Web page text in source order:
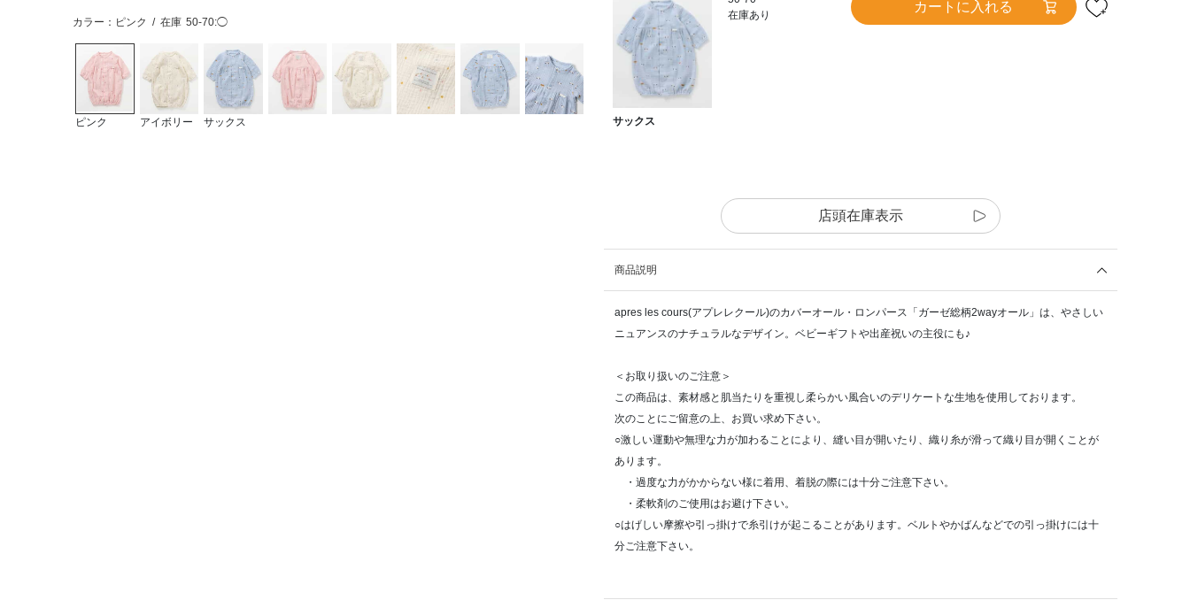
カラー：ピンク / 在庫 50-70:◯
ピンク アイボリー サックス サックス
在庫あり
カートに入れる
店頭在庫表示
商品説明
apres les cours(アプレレクール)のカバーオール・ロンパース「ガーゼ総柄2wayオール」は、やさしい
ニュアンスのナチュラルなデザイン。ベビーギフトや出産祝いの主役にも♪
＜お取り扱いのご注意＞
この商品は、素材感と肌当たりを重視し柔らかい風合いのデリケートな生地を使用しております。
次のことにご留意の上、お買い求め下さい。
○激しい運動や無理な力が加わることにより、縫い目が開いたり、織り糸が滑って織り目が開くことが
あります。
・過度な力がかからない様に着用、着脱の際には十分ご注意下さい。
・柔軟剤のご使用はお避け下さい。
○はげしい摩擦や引っ掛けで糸引けが起こることがあります。ベルトやかばんなどでの引っ掛けには十
分ご注意下さい。